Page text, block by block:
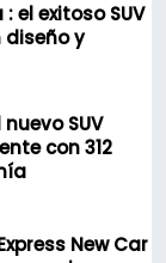
el exitoso SUV
y
SUV
con 312
New Car